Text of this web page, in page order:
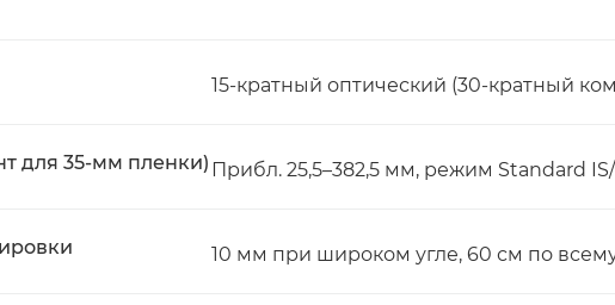
15-кратный оптический (30-кратный
для 35-мм пленки) Прибл. 25,5–382,5 мм, режим Standard
10 мм при широком угле, 60 см по